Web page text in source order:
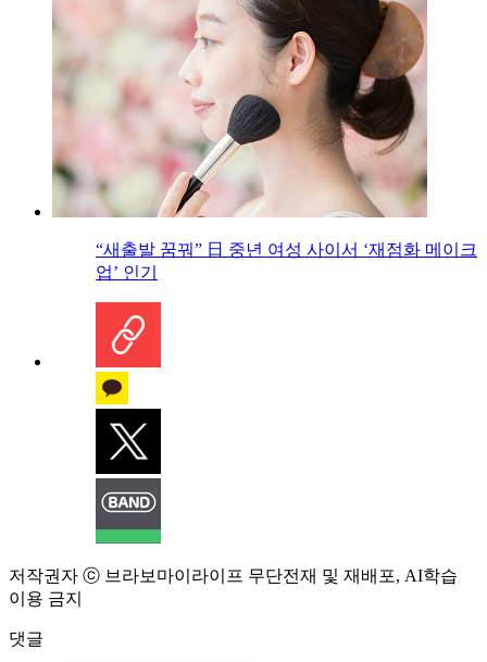
“새출발 꿈꿔” 日 중년 여성 사이서 ‘재점화 메이크
업’ 인기
저작권자 ⓒ 브라보마이라이프 무단전재 및 재배포, AI학습
이용 금지
댓글